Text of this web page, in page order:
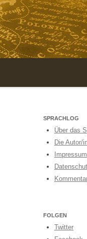
SPRACHLOG
Über das
Die Autor/
Impressum
FOLGEN
Twitter